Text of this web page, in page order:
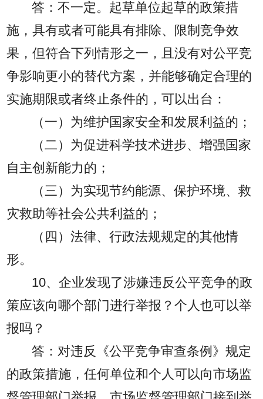
答：不一定。起草单位起草的政策措
施，具有或者可能具有排除、限制竞争效
果，但符合下列情形之一，且没有对公平竞
争影响更小的替代方案，并能够确定合理的
实施期限或者终止条件的，可以出台：
（一）为维护国家安全和发展利益的；
（二）为促进科学技术进步、增强国家
自主创新能力的；
（三）为实现节约能源、保护环境、救
灾救助等社会公共利益的；
（四）法律、行政法规规定的其他情
形。
10、企业发现了涉嫌违反公平竞争的政
策应该向哪个部门进行举报？个人也可以举
报吗？
答：对违反《公平竞争审查条例》规定
的政策措施，任何单位和个人可以向市场监